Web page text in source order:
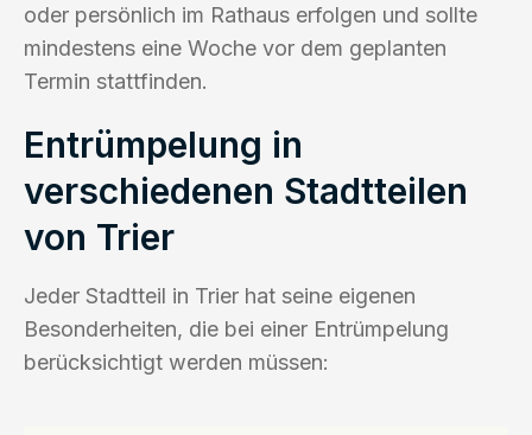
oder persönlich im Rathaus erfolgen und sollte
mindestens eine Woche vor dem geplanten
Termin stattfinden.
Entrümpelung in
verschiedenen Stadtteilen
von Trier
Jeder Stadtteil in Trier hat seine eigenen
Besonderheiten, die bei einer Entrümpelung
berücksichtigt werden müssen: